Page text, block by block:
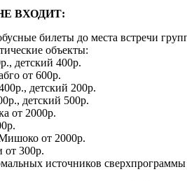
ВХОДИТ:
билеты до места встречи
объекты:
детский 400р.
от 600р.
детский 200р.
детский 500р.
от 2000р.
от 2000р.
300р.
источников сверхпрограммы